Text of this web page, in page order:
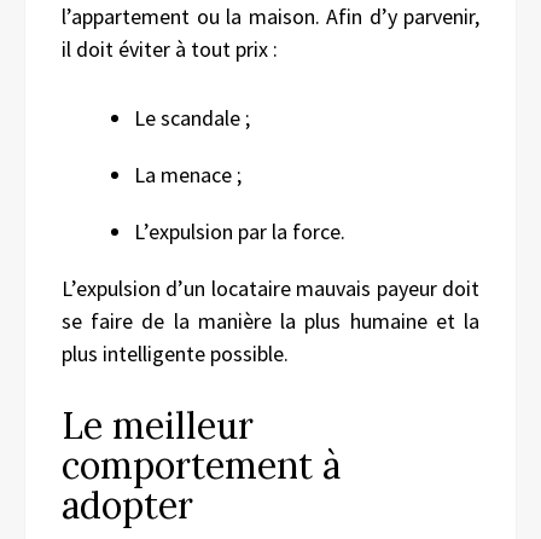
l’appartement ou la maison. Afin d’y parvenir,
il doit éviter à tout prix :
Le scandale ;
La menace ;
L’expulsion par la force.
L’expulsion d’un locataire mauvais payeur doit
se faire de la manière la plus humaine et la
plus intelligente possible.
Le meilleur
comportement à
adopter